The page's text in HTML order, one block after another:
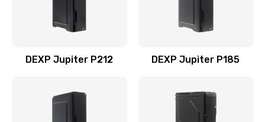
DEXP Jupiter P212 DEXP Jupiter P185